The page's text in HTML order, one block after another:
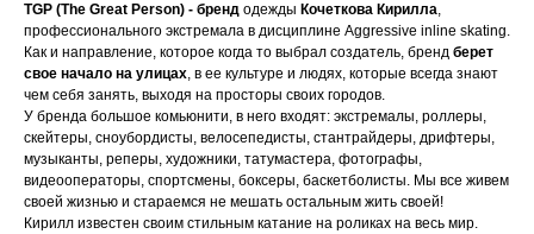
TGP (The Great Person) - бренд одежды Кочеткова Кирилла,
профессионального экстремала в дисциплине Aggressive inline skating.
Как и направление, которое когда то выбрал создатель, бренд берет
свое начало на улицах, в ее культуре и людях, которые всегда знают
чем себя занять, выходя на просторы своих городов.
У бренда большое комьюнити, в него входят: экстремалы, роллеры,
скейтеры, сноубордисты, велосепедисты, стантрайдеры, дрифтеры,
музыканты, реперы, художники, татумастера, фотографы,
видеооператоры, спортсмены, боксеры, баскетболисты. Мы все живем
своей жизнью и стараемся не мешать остальным жить своей!
Кирилл известен своим стильным катание на роликах на весь мир.